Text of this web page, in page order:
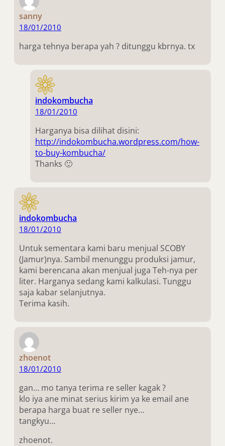
sanny
18/01/2010
harga tehnya berapa yah ? ditunggu kbrnya. tx
indokombucha
18/01/2010
Harganya bisa dilihat disini:
http://indokombucha.wordpress.com/how-
to-buy-kombucha/
Thanks 🙂
indokombucha
18/01/2010
Untuk sementara kami baru menjual SCOBY
(Jamur)nya. Sambil menunggu produksi jamur,
kami berencana akan menjual juga Teh-nya per
liter. Harganya sedang kami kalkulasi. Tunggu
saja kabar selanjutnya.
Terima kasih.
zhoenot
18/01/2010
gan… mo tanya terima re seller kagak ?
klo iya ane minat serius kirim ya ke email ane
berapa harga buat re seller nye…
tangkyu…
zhoenot.